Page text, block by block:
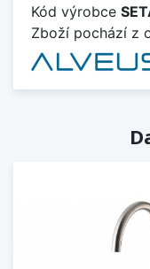
Kód výrobce
Zboží pochází z